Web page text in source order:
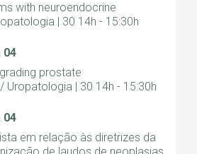
with neuroendocrine
| 30 14h - 15:30h
04
prostate
Uropatologia | 30 14h - 15:30h
04
em relação às diretrizes da